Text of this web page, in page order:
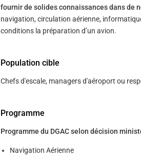
fournir de solides connaissances dans de
navigation, circulation aérienne,
conditions la préparation d’un avion.
Population cible
Chefs d'escale, managers d'aéroport ou
Programme
Programme du DGAC selon décision
Navigation Aérienne